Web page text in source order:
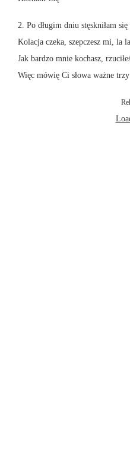
2. Po długim dniu stęskniłam
Kolacja czeka, szepczesz mi, la
Jak bardzo mnie kochasz,
Więc mówię Ci słowa ważne trzy